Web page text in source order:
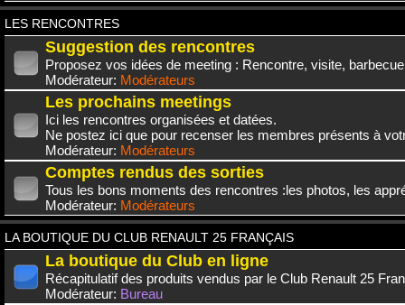
LES RENCONTRES
Suggestion des rencontres
Proposez vos idées de meeting : Rencontre, visite,
Modérateur: Modérateurs
Les prochains meetings
Ici les rencontres organisées et datées.
Ne postez ici que pour recenser les membres présents à
Modérateur: Modérateurs
Comptes rendus des sorties
Tous les bons moments des rencontres :les photos, les
Modérateur: Modérateurs
LA BOUTIQUE DU CLUB RENAULT 25 FRANÇAIS
La boutique du Club en ligne
Récapitulatif des produits vendus par le Club Renault 25
Modérateur: Bureau